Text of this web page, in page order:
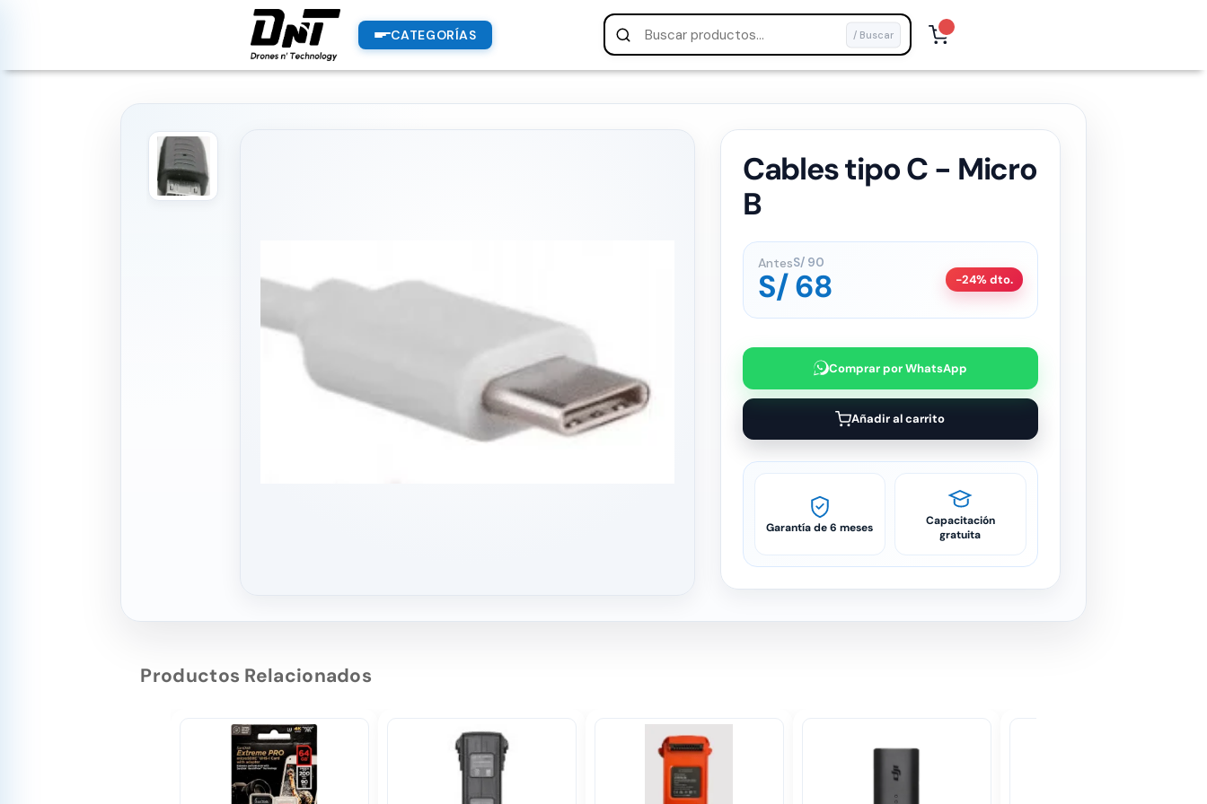
CATEGORÍAS / Buscar
Cables tipo C - Micro
B
AntesS/90
S/68 -24% dto.
Comprar por WhatsApp
Añadir al carrito
Garantía de 6 meses
Capacitación
gratuita
Productos Relacionados
PRODUCTOS
productos destacados